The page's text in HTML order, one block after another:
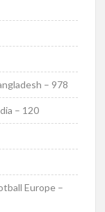
– 978
– 120
Europe –